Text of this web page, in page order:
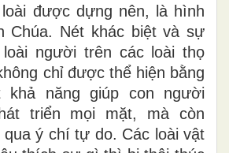
được dựng nên, là hình
Chúa. Nét khác biệt và sự
người trên các loài thọ
chỉ được thể hiện bằng
khả năng giúp con người
triển mọi mặt, mà còn
ý chí tự do. Các loài vật